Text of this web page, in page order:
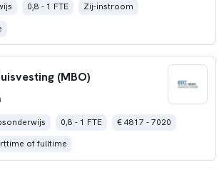
0,8 - 1 FTE
Zij-instroom
(MBO)
0,8 - 1 FTE
€ 4817 - 7020
of fulltime